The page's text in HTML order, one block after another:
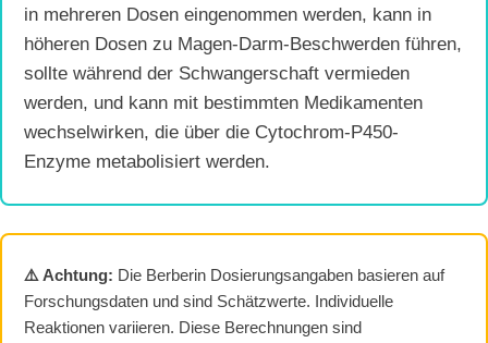
in mehreren Dosen eingenommen werden, kann in
höheren Dosen zu Magen-Darm-Beschwerden führen,
sollte während der Schwangerschaft vermieden
werden, und kann mit bestimmten Medikamenten
wechselwirken, die über die Cytochrom-P450-
Enzyme metabolisiert werden.
⚠️ Achtung: Die Berberin Dosierungsangaben basieren auf
Forschungsdaten und sind Schätzwerte. Individuelle
Reaktionen variieren. Diese Berechnungen sind